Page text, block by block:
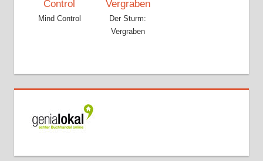
Mind Control
Der Sturm:
Vergraben